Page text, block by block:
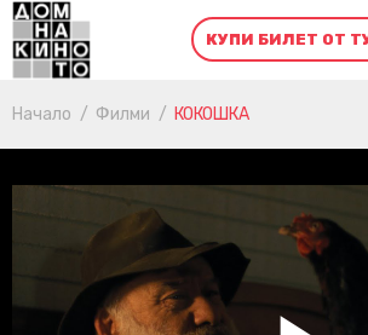
КУПИ БИЛЕТ ОТ
Начало Филми КОКОШКА